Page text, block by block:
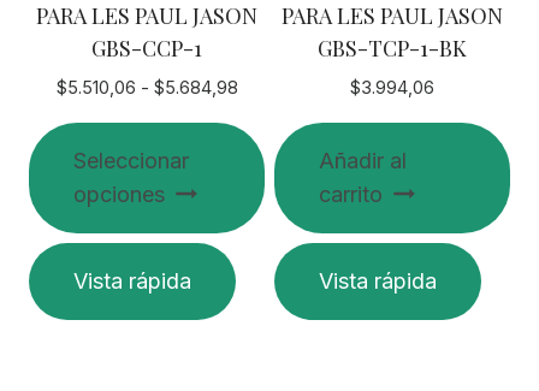
PARA LES PAUL JASON
GBS-CCP-1
$5.510,06 - $5.684,98Rango
precios:
desde
$5.510,06
hasta
$5.684,98
Seleccionar
opciones
Este
producto
tiene
Vista rápida
PARA LES PAUL JASON
GBS-TCP-1-BK
$3.994,06
Añadir al
carrito
Vista rápida